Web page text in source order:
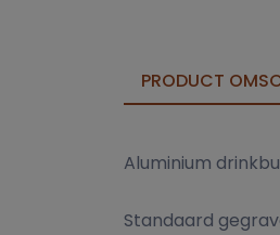
PRODUCT
Aluminium
Standaard